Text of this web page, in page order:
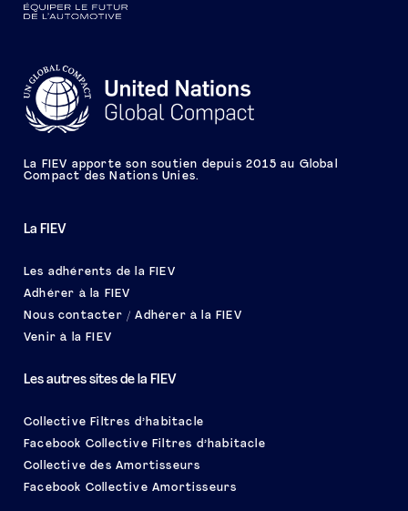
La FIEV
Les adhérents de la FIEV
Adhérer à la FIEV
Nous contacter / Adhérer à la FIEV
Venir à la FIEV
Les autres sites de la FIEV
Collective Filtres d’habitacle
Facebook Collective Filtres d’habitacle
Collective des Amortisseurs
Facebook Collective Amortisseurs
La FIEV apporte son soutien depuis 2015 au Global
Compact des Nations Unies.